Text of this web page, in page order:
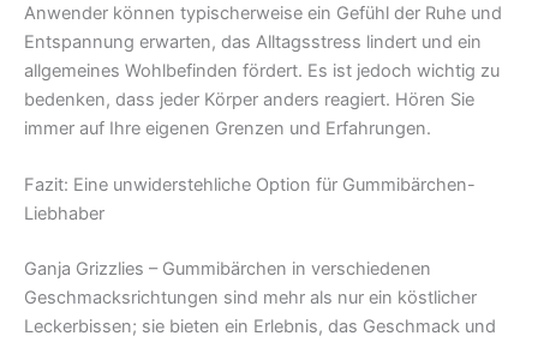
Anwender können typischerweise ein Gefühl der Ruhe und
Entspannung erwarten, das Alltagsstress lindert und ein
allgemeines Wohlbefinden fördert. Es ist jedoch wichtig zu
bedenken, dass jeder Körper anders reagiert. Hören Sie
immer auf Ihre eigenen Grenzen und Erfahrungen.
Fazit: Eine unwiderstehliche Option für Gummibärchen-
Liebhaber
Ganja Grizzlies – Gummibärchen in verschiedenen
Geschmacksrichtungen sind mehr als nur ein köstlicher
Leckerbissen; sie bieten ein Erlebnis, das Geschmack und